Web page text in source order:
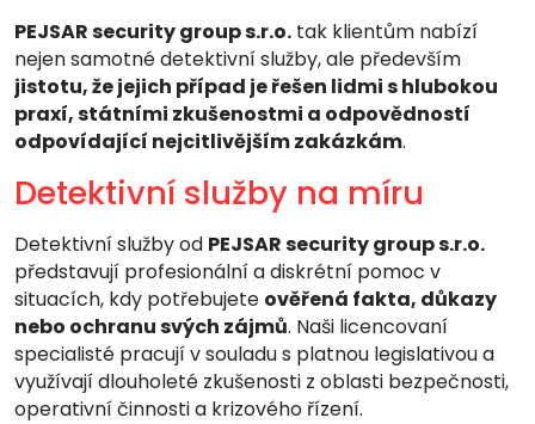
PEJSAR security group s.r.o. tak klientům nabízí
nejen samotné detektivní služby, ale především
jistotu, že jejich případ je řešen lidmi s hlubokou
praxí, státními zkušenostmi a odpovědností
odpovídající nejcitlivějším zakázkám.
Detektivní služby na míru
Detektivní služby od PEJSAR security group s.r.o.
představují profesionální a diskrétní pomoc v
situacích, kdy potřebujete ověřená fakta, důkazy
nebo ochranu svých zájmů. Naši licencovaní
specialisté pracují v souladu s platnou legislativou a
využívají dlouholeté zkušenosti z oblasti bezpečnosti,
operativní činnosti a krizového řízení.